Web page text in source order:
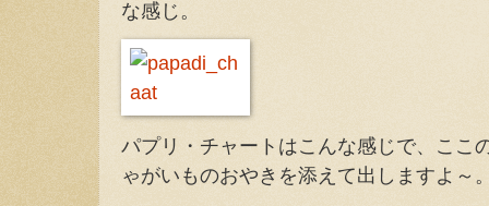
な感じ。
パプリ・チャートはこんな感じで、ここ
ゃがいものおやきを添えて出しますよ～